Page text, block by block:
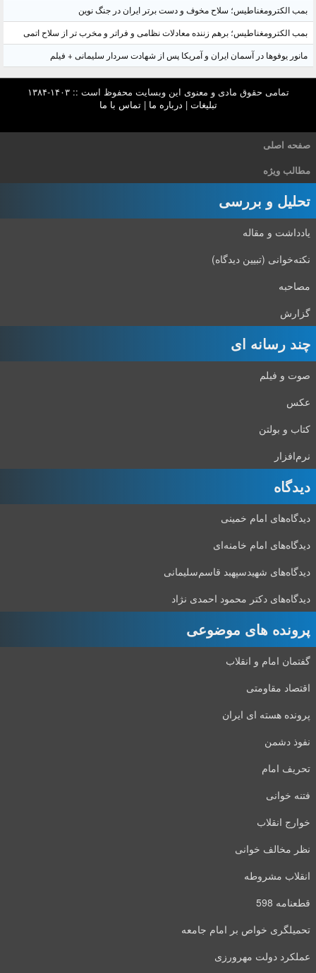
بمب الکترومغناطیس؛ سلاح مخوف و دست برتر ایران در جنگ نوین
بمب الکترومغناطیس؛ برهم زننده معادلات نظامی و فراتر و مخرب تر از سلاح اتمی
مانور یوفوها در آسمان ایران و آمریکا پس از شهادت سردار سلیمانی + فیلم
تمامی حقوق مادی و معنوی این وبسایت محفوظ است :: ۱۴۰۳-۱۳۸۴
تبلیغات | درباره ما |تماس با ما
صفحه اصلی
مطالب ویژه
تحلیل و بررسی
یادداشت و مقاله
نکته‌خوانی (تبیین دیدگاه)
مصاحبه
گزارش
چند رسانه ای
صوت و فیلم
عکس
کتاب و بولتن
نرم‌افزار
دیدگاه‌
دیدگاه‌های امام خمینی
دیدگاه‌های امام خامنه‌ای
دیدگاه‌های شهید‌سپهبد قاسم‌سلیمانی
دیدگاه‌های دکتر محمود احمدی نژاد
پرونده های موضوعی
گفتمان امام و انقلاب
اقتصاد مقاومتی
پرونده هسته ای ایران
نفوذ دشمن
تحریف امام
فتنه خوانی
خوارج انقلاب
نظر مخالف خوانی
انقلاب مشروطه
قطعنامه 598
تحمیلگری خواص بر امام جامعه
عملکرد دولت مهرورزی